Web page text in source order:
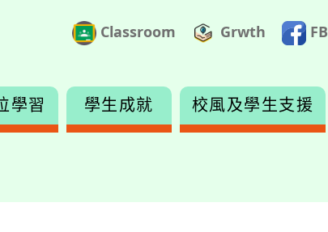
Classroom Grwth FB
學習 學生成就 校風及學生支援